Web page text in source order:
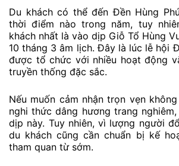
Du khách có thể đến Đền Hùng
thời điểm nào trong năm, tuy
khách nhất là vào dịp Giỗ Tổ Hùng
10 tháng 3 âm lịch. Đây là lúc lễ hội
được tổ chức với nhiều hoạt động
truyền thống đặc sắc.
Nếu muốn cảm nhận trọn vẹn
nghi thức dâng hương trang
dịp này. Tuy nhiên, vì lượng người
du khách cũng cần chuẩn bị kế
tham quan từ sớm.